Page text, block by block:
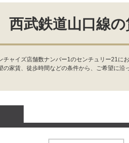
西武鉄道山口線
ャイズ店舗数ナンバー1のセンチュリー21
家賃、徒歩時間などの条件から、ご希望に